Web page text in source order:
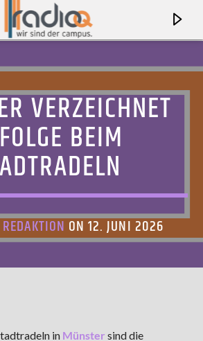
VERZEICHNET
BEIM
REDAKTION ON 12. JUNI 2026
in Münster sind die